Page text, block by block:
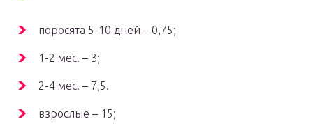
поросята 5-10 дней – 0,75;
1-2 мес. – 3;
2-4 мес. – 7,5.
взрослые – 15;